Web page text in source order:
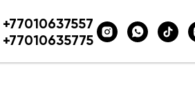
+77010637557
+77010635775